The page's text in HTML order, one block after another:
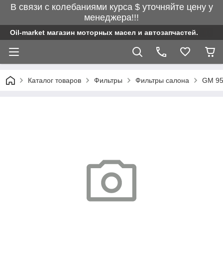
В связи с колебаниями курса $ уточняйте цену у
менеджера!!!
Oil-market магазин моторных масел и автозапчастей.
Каталог товаров Фильтры Фильтры салона GM